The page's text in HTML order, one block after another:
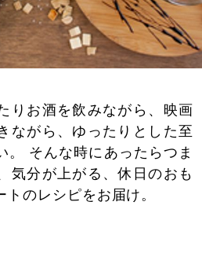
りお酒を飲みながら、映画
ながら、ゆったりとした至
。 そんな時にあったらつま
気分が上がる、休日のおも
のレシピをお届け。